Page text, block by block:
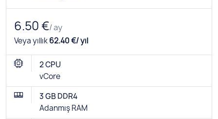
6.50 €/ ay
Veya yıllık62.40 €/ yıl
2 CPU
vCore
3 GB DDR4
Adanmış RAM